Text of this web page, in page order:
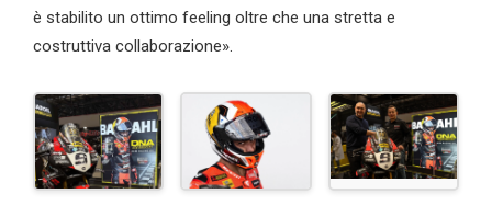
è stabilito un ottimo feeling oltre che una stretta e
costruttiva collaborazione».